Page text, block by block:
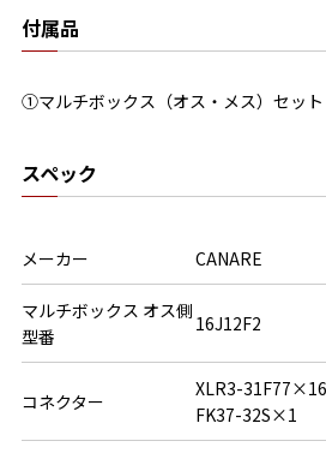
付属品
①マルチボックス（オス・メス）セット
スペック
メーカー CANARE
マルチボックス オス側
型番
16J12F2
コネクター
XLR3-
FK37-32S×1